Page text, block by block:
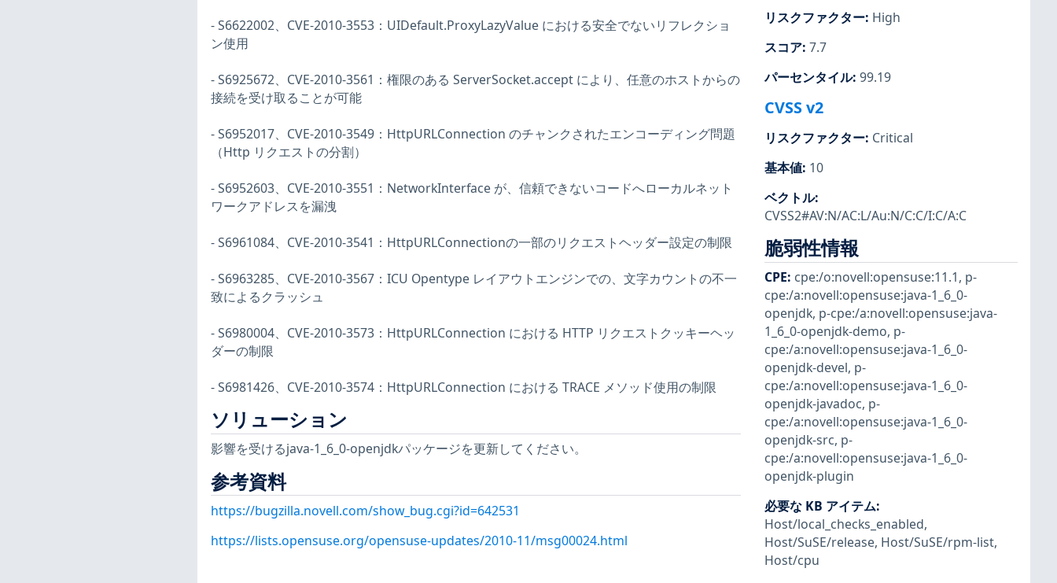
- S6622002、CVE-2010-3553：UIDefault.ProxyLazyValue における安全でないリフレクショ
ン使用
- S6925672、CVE-2010-3561：権限のある ServerSocket.accept により、任意のホストからの
接続を受け取ることが可能
- S6952017、CVE-2010-3549：HttpURLConnection のチャンクされたエンコーディング問題
（Http リクエストの分割）
- S6952603、CVE-2010-3551：NetworkInterface が、信頼できないコードへローカルネット
ワークアドレスを漏洩
- S6961084、CVE-2010-3541：HttpURLConnectionの一部のリクエストヘッダー設定の制限
- S6963285、CVE-2010-3567：ICU Opentype レイアウトエンジンでの、文字カウントの不一
致によるクラッシュ
- S6980004、CVE-2010-3573：HttpURLConnection における HTTP リクエストクッキーヘッ
ダーの制限
- S6981426、CVE-2010-3574：HttpURLConnection における TRACE メソッド使用の制限
ソリューション
影響を受けるjava-1_6_0-openjdkパッケージを更新してください。
参考資料
https://bugzilla.novell.com/show_bug.cgi?id=642531
https://lists.opensuse.org/opensuse-updates/2010-11/msg00024.html
リスクファクター: High
スコア: 7.7
パーセンタイル: 99.19
CVSS v2
リスクファクター: Critical
基本値: 10
ベクトル:
CVSS2#AV:N/AC:L/Au:N/C:C/I:C/A:C
脆弱性情報
CPE: cpe:/o:novell:opensuse:11.1, p-
cpe:/a:novell:opensuse:java-1_6_0-
openjdk, p-cpe:/a:novell:opensuse:java-
1_6_0-openjdk-demo, p-
cpe:/a:novell:opensuse:java-1_6_0-
openjdk-devel, p-
cpe:/a:novell:opensuse:java-1_6_0-
openjdk-javadoc, p-
cpe:/a:novell:opensuse:java-1_6_0-
openjdk-src, p-
cpe:/a:novell:opensuse:java-1_6_0-
openjdk-plugin
必要な KB アイテム:
Host/local_checks_enabled,
Host/SuSE/release, Host/SuSE/rpm-list,
Host/cpu